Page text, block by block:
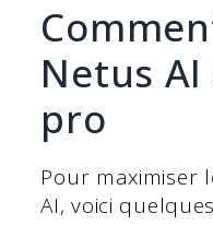
Netus
pro
Pour maximiser
AI, voici